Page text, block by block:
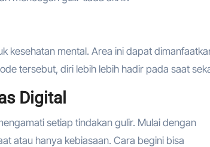
kesehatan mental. Area ini dapat
tersebut, diri lebih lebih hadir pada saat
Digital
setiap tindakan gulir. Mulai dengan
atau hanya kebiasaan. Cara begini bisa